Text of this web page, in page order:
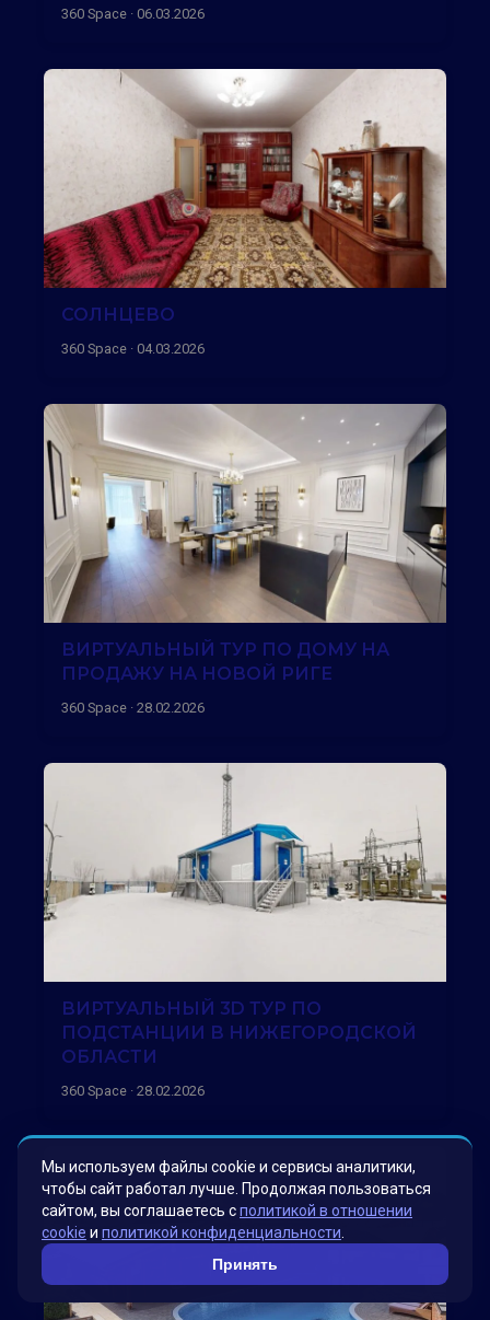
360 Space · 06.03.2026
СОЛНЦЕВО
360 Space · 04.03.2026
ВИРТУАЛЬНЫЙ ТУР ПО ДОМУ НА
ПРОДАЖУ НА НОВОЙ РИГЕ
360 Space · 28.02.2026
ВИРТУАЛЬНЫЙ 3D ТУР ПО
ПОДСТАНЦИИ В НИЖЕГОРОДСКОЙ
ОБЛАСТИ
360 Space · 28.02.2026
Мы используем файлы cookie и сервисы аналитики,
чтобы сайт работал лучше. Продолжая пользоваться
сайтом, вы соглашаетесь сполитикой в отношении
cookie и политикой конфиденциальности
Принять